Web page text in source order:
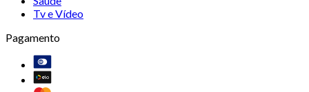
Tv e Vídeo
Pagamento